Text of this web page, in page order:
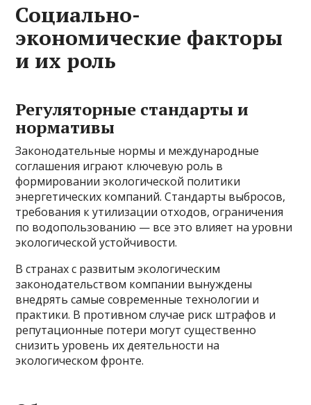
Социально-
экономические факторы
и их роль
Регуляторные стандарты и
нормативы
Законодательные нормы и международные
соглашения играют ключевую роль в
формировании экологической политики
энергетических компаний. Стандарты выбросов,
требования к утилизации отходов, ограничения
по водопользованию — все это влияет на уровни
экологической устойчивости.
В странах с развитым экологическим
законодательством компании вынуждены
внедрять самые современные технологии и
практики. В противном случае риск штрафов и
репутационные потери могут существенно
снизить уровень их деятельности на
экологическом фронте.